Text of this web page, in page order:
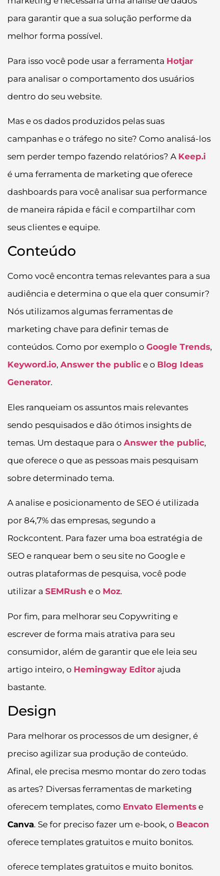
para garantir que a sua solução performe da
melhor forma possível.
Para isso você pode usar a ferramenta Hotjar
para analisar o comportamento dos usuários
dentro do seu website.
Mas e os dados produzidos pelas suas
campanhas e o tráfego no site? Como analisá-los
sem perder tempo fazendo relatórios? A Keep.i
é uma ferramenta de marketing que oferece
dashboards para você analisar sua performance
de maneira rápida e fácil e compartilhar com
seus clientes e equipe.
Conteúdo
Como você encontra temas relevantes para a sua
audiência e determina o que ela quer consumir?
Nós utilizamos algumas ferramentas de
marketing chave para definir temas de
conteúdos. Como por exemplo o Google Trends,
Keyword.io, Answer the public e o Blog Ideas
Generator.
Eles ranqueiam os assuntos mais relevantes
sendo pesquisados e dão ótimos insights de
temas. Um destaque para o Answer the public,
que oferece o que as pessoas mais pesquisam
sobre determinado tema.
A analise e posicionamento de SEO é utilizada
por 84,7% das empresas, segundo a
Rockcontent. Para fazer uma boa estratégia de
SEO e ranquear bem o seu site no Google e
outras plataformas de pesquisa, você pode
utilizar a SEMRush e o Moz.
Por fim, para melhorar seu Copywriting e
escrever de forma mais atrativa para seu
consumidor, além de garantir que ele leia seu
artigo inteiro, o Hemingway Editor ajuda
bastante.
Design
Para melhorar os processos de um designer, é
preciso agilizar sua produção de conteúdo.
Afinal, ele precisa mesmo montar do zero todas
as artes? Diversas ferramentas de marketing
oferecem templates, como Envato Elements e
Canva. Se for preciso fazer um e-book, o Beacon
oferece templates gratuitos e muito bonitos.
oferece templates gratuitos e muito bonitos.